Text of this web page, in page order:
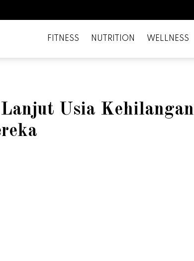
FITNESS NUTRITION WELLNESS
Usia Kehilangan
via email